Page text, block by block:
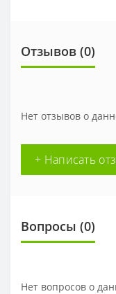
Отзывов (0)
Нет отзывов о
+ Написать
Вопросы (0)
Нет вопросов о